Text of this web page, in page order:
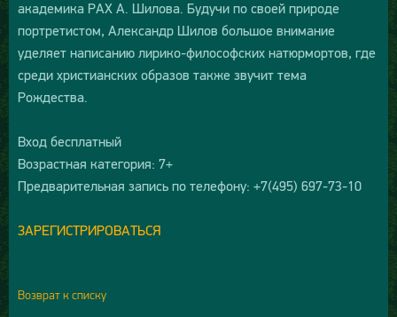
академика РАХ А. Шилова. Будучи по своей природе
портретистом, Александр Шилов большое внимание
уделяет написанию лирико-философских натюрмортов, где
среди христианских образов также звучит тема
Рождества.
Вход бесплатный
Возрастная категория: 7+
Предварительная запись по телефону: +7(495) 697-73-10
ЗАРЕГИСТРИРОВАТЬСЯ
Возврат к списку